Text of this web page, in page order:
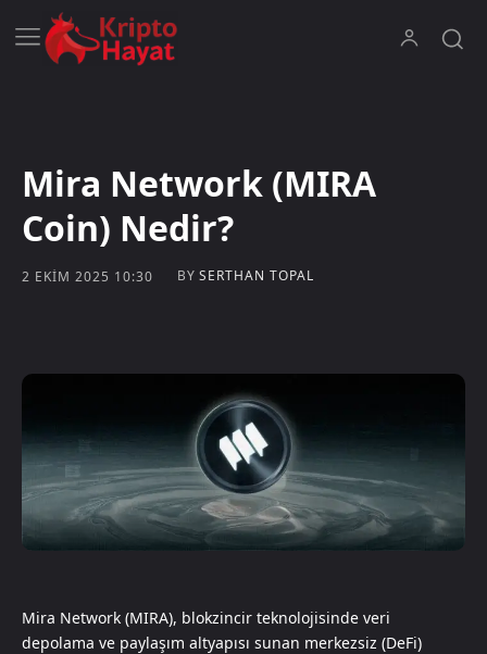
Mira Network (MIRA
Coin) Nedir?
2 EKIM 2025 10:30 BY SERTHAN TOPAL
Mira Network (MIRA), blokzincir teknolojisinde veri
depolama ve paylaşım altyapısı sunan merkezsiz (DeFi)